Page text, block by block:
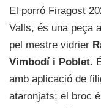
El porró Firagost
Valls, és una peça
pel mestre vidrier
Vimbodí i Poblet.
amb aplicació de
ataronjats; el broc